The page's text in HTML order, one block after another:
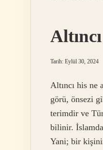
Tarih: Eylül 30, 2024
Altıncı his ne
görü, önsezi
terimdir ve
bilinir.
Yani; bir